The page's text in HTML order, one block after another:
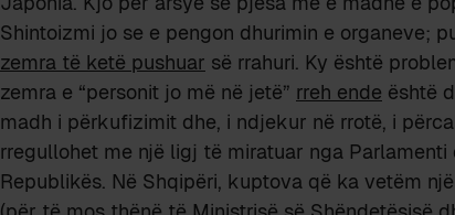
Shintoizmi jo se e pengon dhurimin e organeve;
zemra të ketë pushuar së rrahuri. Ky është
zemra e “personit jo më në jetë” rreh ende është
madh i përkufizimit dhe, i ndjekur në rrotë, i
rregullohet me një ligj të miratuar nga
Republikës. Në Shqipëri, kuptova që ka vetëm